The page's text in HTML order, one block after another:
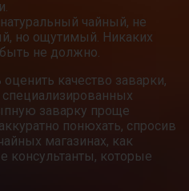
чайный, не
но ощутимый. Никаких
не должно.
качество заварки,
заварку проще
понюхать, спросив
магазинах, как
консультанты, которые